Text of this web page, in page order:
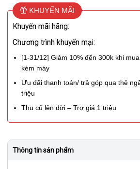
KHUYẾN MÃI
Khuyến mãi hãng:
Chương trình khuyến mại:
[1-31/12] Giảm 10% đến 300k khi
kèm máy
Ưu đãi thanh toán/ trả góp qua thẻ
triệu
Thu cũ lên đời – Trợ giá 1 triệu
Thông tin sản phẩm